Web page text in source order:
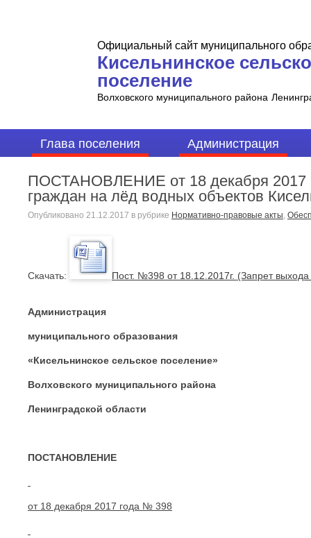
Официальный сайт муниципального
Кисельнинское
поселение
Волховского муниципального района
Глава поселения Администрация
ПОСТАНОВЛЕНИЕ от 18 декабря 2017
граждан на лёд водных объектов
Опубликовано 21.12.2017 в рубрике Нормативно-правовые акты,
Cкачать: Пост. №398 от 18.12.2017г. (Запрет
Администрация
муниципального образования
«Кисельнинское сельское поселение»
Волховского муниципального района
Ленинградской области
ПОСТАНОВЛЕНИЕ
от 18 декабря 2017 года № 398